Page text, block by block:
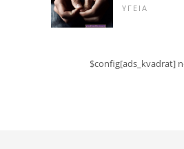
ΥΓΕΊΑ
$config[ads_kvadrat]